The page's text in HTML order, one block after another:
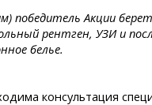
победитель Акции
рентген, УЗИ и
белье.
консультация